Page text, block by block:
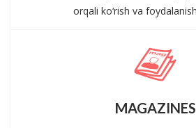
orqali ko‘rish va
MAGAZINES